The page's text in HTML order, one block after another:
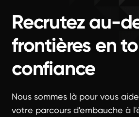
Recrutez au-
frontières en
confiance
Nous sommes là pour vous
votre parcours d'embauche à